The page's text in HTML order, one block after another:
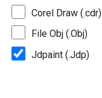
Corel Draw (.cdr)
File Obj (.Obj)
Jdpaint (.Jdp)